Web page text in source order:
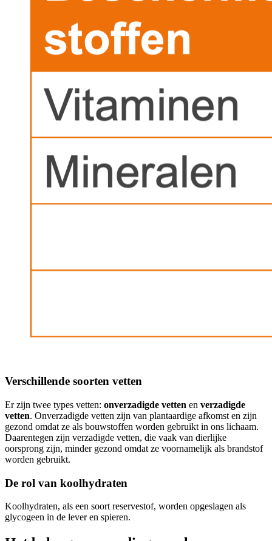
Verschillende soorten vetten
Er zijn twee types vetten: onverzadigde vetten en verzadigde
vetten. Onverzadigde vetten zijn van plantaardige afkomst en zijn
gezond omdat ze als bouwstoffen worden gebruikt in ons lichaam.
Daarentegen zijn verzadigde vetten, die vaak van dierlijke
oorsprong zijn, minder gezond omdat ze voornamelijk als brandstof
worden gebruikt.
De rol van koolhydraten
Koolhydraten, als een soort reservestof, worden opgeslagen als
glycogeen in de lever en spieren.